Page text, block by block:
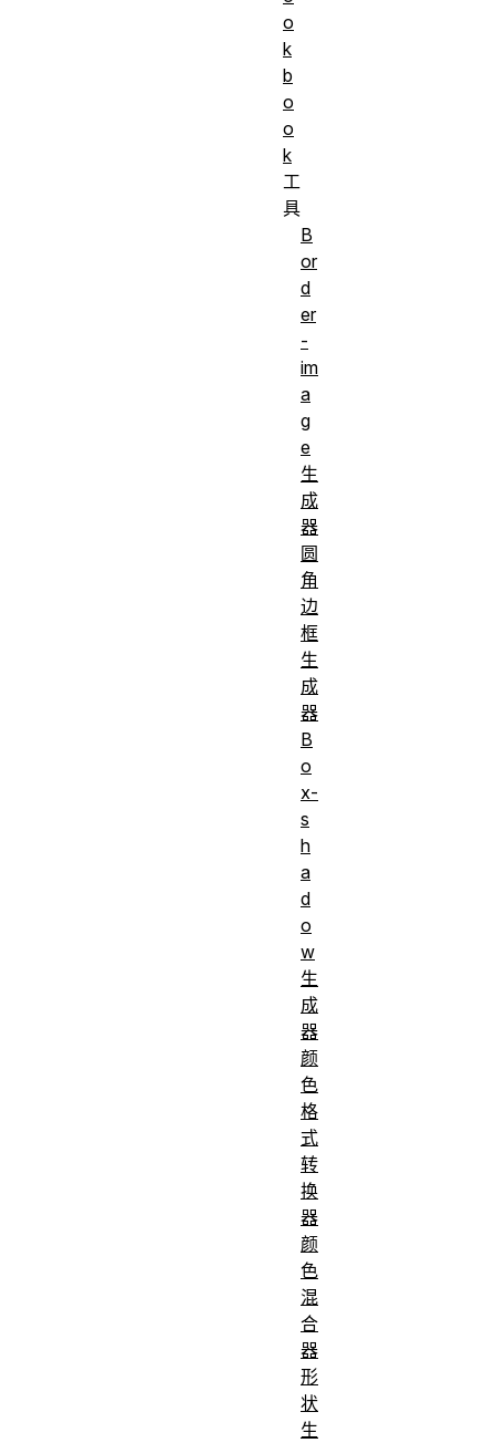
o
k
b
o
o
k
工
具
B
or
d
er
-
im
a
g
e
生
成
器
圆
角
边
框
生
成
器
B
o
x-
s
h
a
d
o
w
生
成
器
颜
色
格
式
转
换
器
颜
色
混
合
器
形
状
生